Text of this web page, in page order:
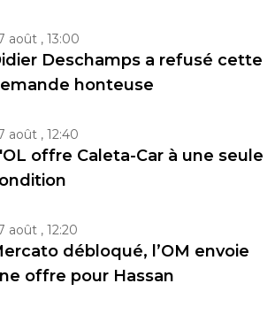
août , 13:00
Deschamps a refusé cette
honteuse
août , 12:40
offre Caleta-Car à une seule
août , 12:20
débloqué, l’OM envoie
offre pour Hassan